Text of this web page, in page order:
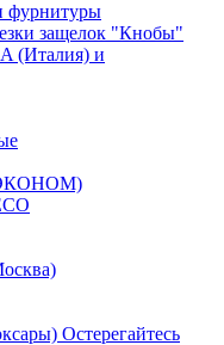
защелок "Кнобы"
(Италия) и
Остерегайтесь